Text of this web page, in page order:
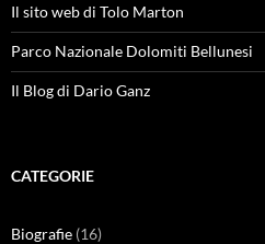
Il sito web di Tolo Marton
Parco Nazionale Dolomiti Bellunesi
Il Blog di Dario Ganz
CATEGORIE
Biografie (16)